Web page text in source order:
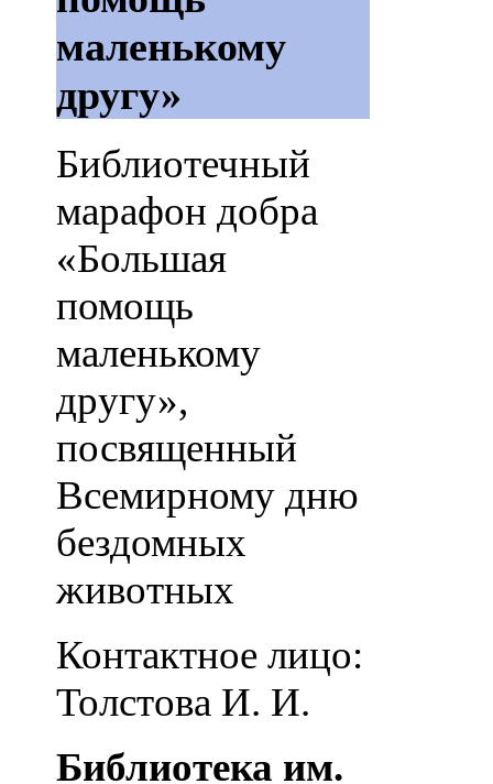
маленькому
другу»
Библиотечный
марафон добра
«Большая
помощь
маленькому
другу»,
посвященный
Всемирному дню
бездомных
животных
Контактное лицо:
Толстова И. И.
Библиотека им.